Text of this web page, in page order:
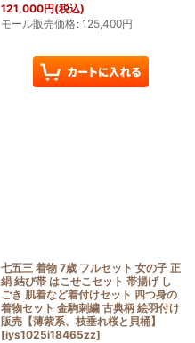
121,000円(税込)
モール販売価格: 125,400円
七五三 着物 7歳 フルセット 女の子 正
絹 結び帯 はこせこセット 帯揚げ し
ごき 肌着など着付けセット 四つ身の
着物セット 金駒刺繍 古典柄 絵羽付け
販売【薄紫系、枝垂れ桜と貝桶】
[iys1025i18465zz]